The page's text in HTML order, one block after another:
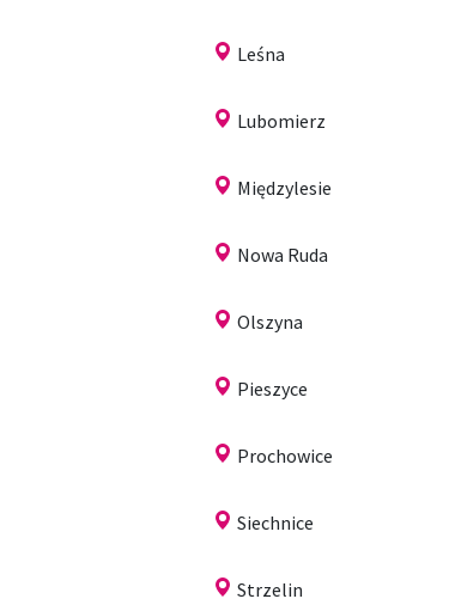
Leśna
Lubomierz
Międzylesie
Nowa Ruda
Olszyna
Pieszyce
Prochowice
Siechnice
Strzelin